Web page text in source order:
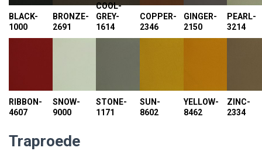
BLACK-
1000
BRONZE-
2691
COOL-
GREY-
1614
COPPER-
2346
GINGER-
2150
PEARL-
3214
RIBBON-
4607
SNOW-
9000
STONE-
1171
SUN-
8602
YELLOW-
8462
ZINC-
2334
Traproede